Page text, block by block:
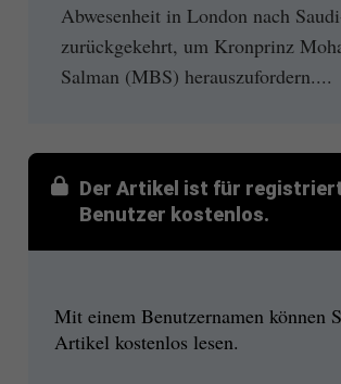
Abwesenheit in London nach
zurückgekehrt, um Kronprinz
Salman (MBS) herauszufordern....
Der Artikel ist für
Benutzer kostenlos.
Mit einem Benutzernamen können
Artikel kostenlos lesen.